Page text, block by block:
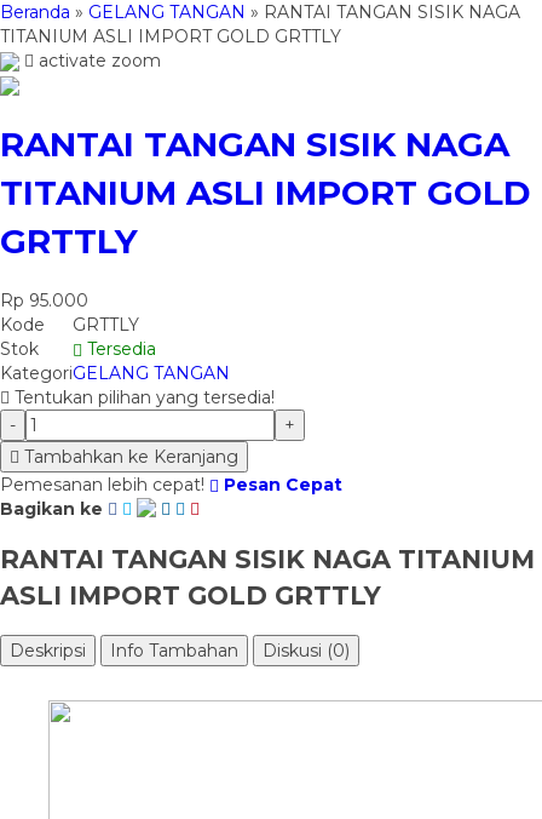
Beranda » GELANG TANGAN » RANTAI TANGAN SISIK NAGA
TITANIUM ASLI IMPORT GOLD GRTTLY
activate zoom
RANTAI TANGAN SISIK NAGA
TITANIUM ASLI IMPORT GOLD
GRTTLY
Rp 95.000
Kode
GRTTLY
Stok
Tersedia
KategoriGELANG TANGAN
Tentukan pilihan yang tersedia!
-
+
Tambahkan ke Keranjang
Pemesanan lebih cepat!
Pesan Cepat
Bagikan ke
RANTAI TANGAN SISIK NAGA TITANIUM
ASLI IMPORT GOLD GRTTLY
Deskripsi Info Tambahan Diskusi (0)